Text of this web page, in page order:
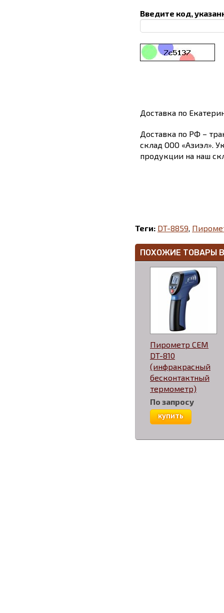
Введите код,
Доставка по
Доставка по РФ –
склад ООО «Азиэл».
продукции на наш
Теги: DT-8859
ПОХОЖИЕ ТОВАРЫ
Пирометр CEM
DT-810
(инфракрасный
бесконтактный
термометр)
По запросу
купить